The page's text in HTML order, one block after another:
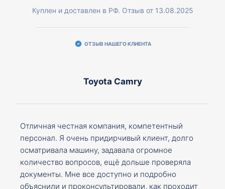
Куплен и доставлен в РФ. Отзыв от 13.08.2025
ОТЗЫВ НАШЕГО КЛИЕНТА
Toyota Camry
Отличная честная компания, компетентный
персонал. Я очень придирчивый клиент, долго
осматривала машину, задавала огромное
количество вопросов, ещё дольше проверяла
документы. Мне все доступно и подробно
объяснили и проконсультировали, как проходит